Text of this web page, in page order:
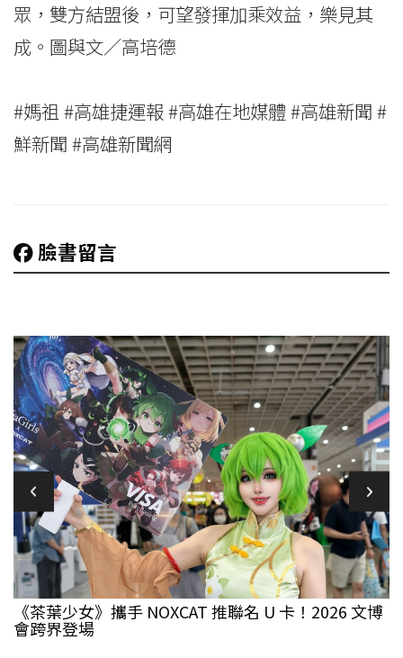
眾，雙方結盟後，可望發揮加乘效益，樂見其
成。圖與文／高培德
#媽祖 #高雄捷運報 #高雄在地媒體 #高雄新聞 #
鮮新聞 #高雄新聞網
臉書留言
《茶葉少女》攜手 NOXCAT 推聯名 U 卡！2026 文博
會跨界登場